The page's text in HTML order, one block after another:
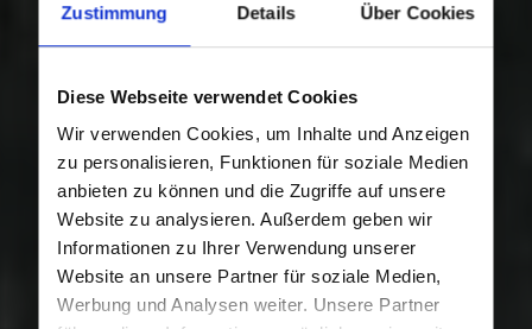
Zustimmung Details Über Cookies
Diese Webseite verwendet Cookies
Wir verwenden Cookies, um Inhalte und Anzeigen
zu personalisieren, Funktionen für soziale Medien
anbieten zu können und die Zugriffe auf unsere
Website zu analysieren. Außerdem geben wir
Informationen zu Ihrer Verwendung unserer
Website an unsere Partner für soziale Medien,
Werbung und Analysen weiter. Unsere Partner